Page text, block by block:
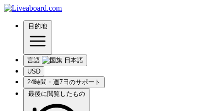
目的地
言語
USD
24時間・週7日のサポート
最後に閲覧したもの